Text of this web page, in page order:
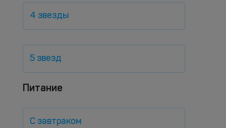
4 звезды
5 звезд
Питание
С завтраком